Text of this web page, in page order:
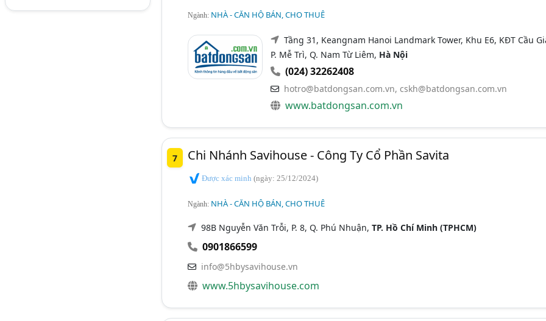
Ngành: NHÀ - CĂN HỘ BÁN, CHO THUÊ
Tầng 31, Keangnam Hanoi Landmark Tower, Khu E6, KĐT Cầu
P. Mễ Trì, Q. Nam Từ Liêm, Hà Nội
(024) 32262408
hotro@batdongsan.com.vn, cskh@batdongsan.com.vn
www.batdongsan.com.vn
7 Chi Nhánh Savihouse - Công Ty Cổ Phần Savita
Được xác minh (ngày: 25/12/2024)
Ngành: NHÀ - CĂN HỘ BÁN, CHO THUÊ
98B Nguyễn Văn Trỗi, P. 8, Q. Phú Nhuận, TP. Hồ Chí Minh (TPHCM)
0901866599
info@5hbysavihouse.vn
www.5hbysavihouse.com